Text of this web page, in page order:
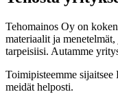
Tehomainos Oy on
materiaalit ja
tarpeisiisi. Autamme
Toimipisteemme
meidät helposti.